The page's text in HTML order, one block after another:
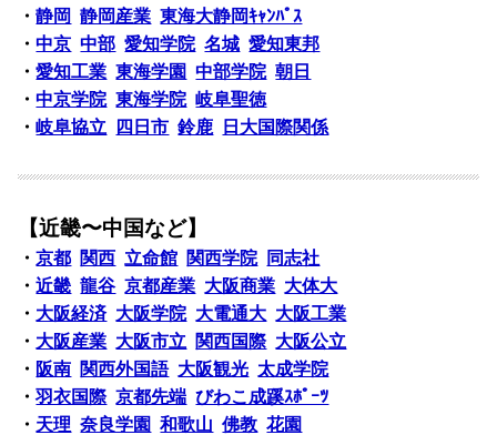
・静岡 静岡産業 東海大静岡ｷｬﾝﾊﾟｽ
・中京 中部 愛知学院 名城 愛知東邦
・愛知工業 東海学園 中部学院 朝日
・中京学院 東海学院 岐阜聖徳
・岐阜協立 四日市 鈴鹿 日大国際関係
【近畿〜中国など】
・京都 関西 立命館 関西学院
同志社
・近畿 龍谷 京都産業 大阪商業 大体大
・ 大阪経済 大阪学院 大電通大 大阪工業
・ 大阪産業 大阪市立 関西国際 大阪公立
・ 阪南 関西外国語 大阪観光 太成学院
・羽衣国際 京都先端 びわこ成蹊ｽﾎﾟｰﾂ
・ 天理 奈良学園 和歌山 佛教 花園